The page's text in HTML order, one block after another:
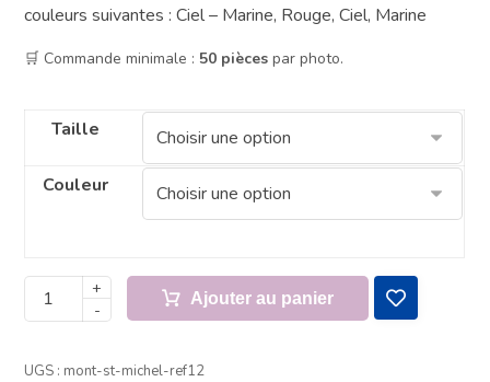
couleurs suivantes : Ciel – Marine, Rouge, Ciel, Marine
🛒 Commande minimale : 50 piècespar photo.
Taille
Couleur
+
-
Ajouter au panier
UGS : mont-st-michel-ref12